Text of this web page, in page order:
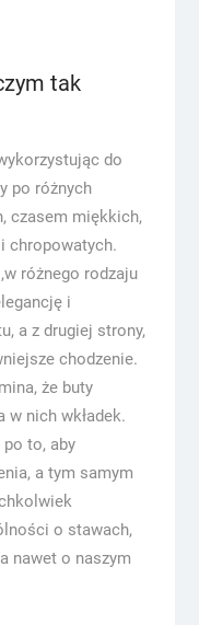
tak
do
po różnych
czasem miękkich,
chropowatych.
różnego rodzaju
i
a z drugiej strony,
chodzenie.
że buty
nich wkładek.
to, aby
a tym samym
o stawach,
nawet o naszym